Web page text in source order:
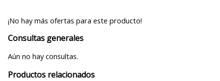
¡No hay más ofertas para este producto!
Consultas generales
Aún no hay consultas.
Productos relacionados